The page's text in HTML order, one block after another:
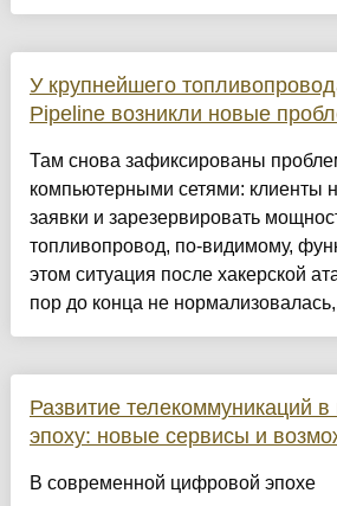
У крупнейшего
Pipeline возникли новые
Там снова зафиксированы
компьютерными сетями: клиенты
заявки и зарезервировать
топливопровод, по-видимому,
этом ситуация после хакерской
пор до конца не
Развитие телекоммуникаций
эпоху: новые сервисы и
В современной цифровой эпохе